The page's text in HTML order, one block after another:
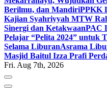
Berilmu, dan MandiriPPKK
Kajian Syahriyyah MTW
Sinergi dan KetakwaanPAC
Pelajar “Pelita 2024” untuk
Selama LiburanAsrama
Masjid Baitul Izza Prafi
Fri. Aug 7th, 2026